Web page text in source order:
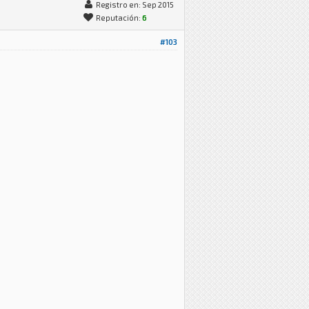
Registro en: Sep 2015
Reputación: 6
#103